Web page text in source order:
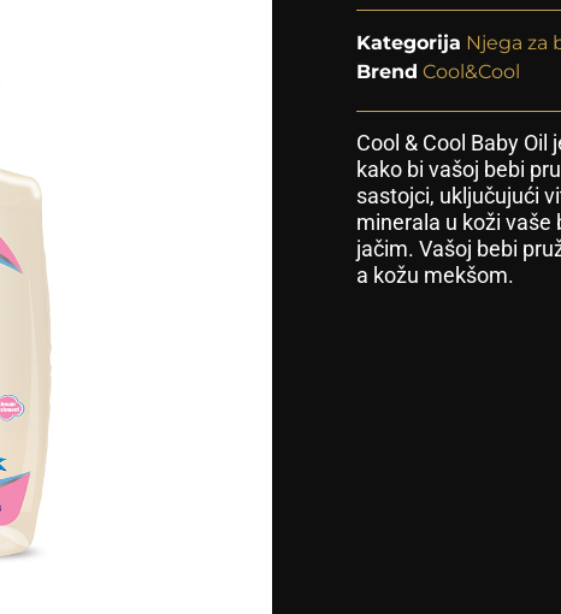
Kategorija Njega za
Brend Cool&Cool
Cool & Cool Baby
kako bi vašoj bebi
sastojci, uključujući
minerala u koži vaše
jačim. Vašoj bebi
a kožu mekšom.